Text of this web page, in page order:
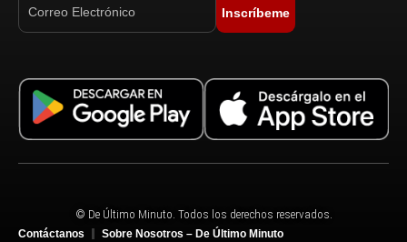
Inscríbeme
© De Último Minuto. Todos los derechos reservados.
Contáctanos
Sobre Nosotros – De Último Minuto